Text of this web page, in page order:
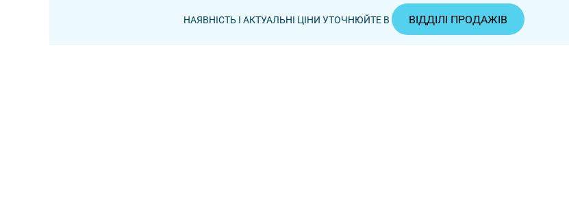
НАЯВНІСТЬ І АКТУАЛЬНІ ЦІНИ УТОЧНЮЙТЕ В ВІДДІЛІ ПРОДАЖІВ